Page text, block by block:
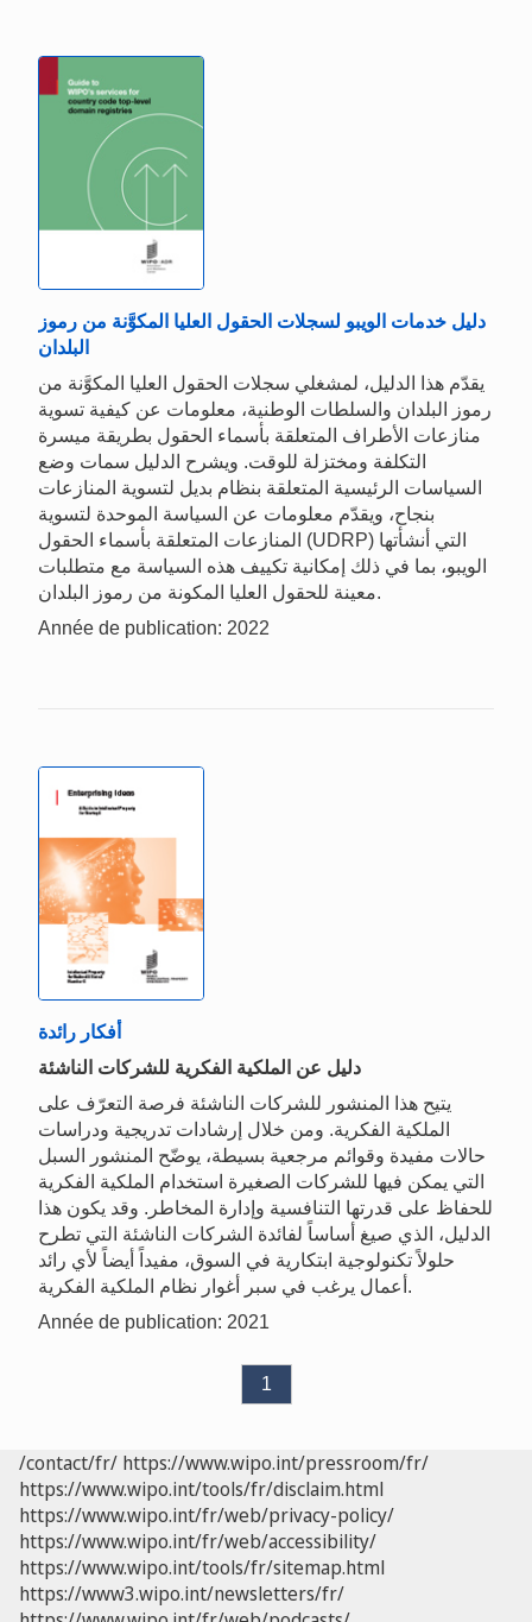
دليل خدمات الويبو لسجلات الحقول العليا المكوَّنة من رموز
البلدان
يقدّم هذا الدليل، لمشغلي سجلات الحقول العليا المكوَّنة من
رموز البلدان والسلطات الوطنية، معلومات عن كيفية تسوية
منازعات الأطراف المتعلقة بأسماء الحقول بطريقة ميسرة
التكلفة ومختزلة للوقت. ويشرح الدليل سمات وضع
السياسات الرئيسية المتعلقة بنظام بديل لتسوية المنازعات
بنجاح، ويقدّم معلومات عن السياسة الموحدة لتسوية
المنازعات المتعلقة بأسماء الحقول (UDRP) التي أنشأتها
الويبو، بما في ذلك إمكانية تكييف هذه السياسة مع متطلبات
معينة للحقول العليا المكونة من رموز البلدان.
Année de publication: 2022
أفكار رائدة
دليل عن الملكية الفكرية للشركات الناشئة
يتيح هذا المنشور للشركات الناشئة فرصة التعرّف على
الملكية الفكرية. ومن خلال إرشادات تدريجية ودراسات
حالات مفيدة وقوائم مرجعية بسيطة، يوضّح المنشور السبل
التي يمكن فيها للشركات الصغيرة استخدام الملكية الفكرية
للحفاظ على قدرتها التنافسية وإدارة المخاطر. وقد يكون هذا
الدليل، الذي صيغ أساساً لفائدة الشركات الناشئة التي تطرح
حلولاً تكنولوجية ابتكارية في السوق، مفيداً أيضاً لأي رائد
أعمال يرغب في سبر أغوار نظام الملكية الفكرية.
Année de publication: 2021
1
/contact/fr/ https://www.wipo.int/pressroom/fr/
https://www.wipo.int/tools/fr/disclaim.html
https://www.wipo.int/fr/web/privacy-policy/
https://www.wipo.int/fr/web/accessibility/
https://www.wipo.int/tools/fr/sitemap.html
https://www3.wipo.int/newsletters/fr/